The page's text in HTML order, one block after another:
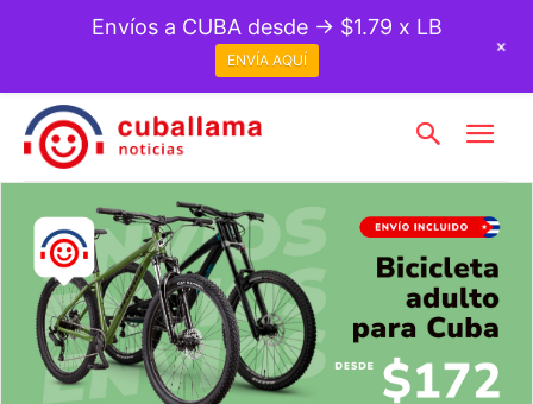
Envíos a CUBA desde → $1.79 x LB
ENVÍA AQUÍ
+